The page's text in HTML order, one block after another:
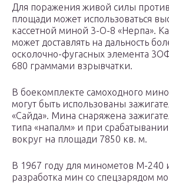
Для поражения живой силы
площади может использоваться
кассетной миной 3-О-8 «Нерпа».
может доставлять на дальность
осколочно-фугасных элемента
680 граммами взрывчатки.
В боекомплекте самоходного
могут быть использованы
«Сайда». Мина снаряжена
типа «напалм» и при
вокруг на площади 7850 кв. м.
В 1967 году для минометов М-240
разработка мин со спецзарядом